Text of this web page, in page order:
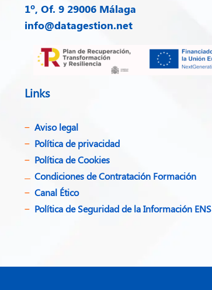
1º, Of. 9 29006 Málaga
info@datagestion.net
Links
Aviso legal
Política de privacidad​
Política de Cookies
Condiciones de Contratación Formación
Canal Ético
Política de Seguridad de la Información ENS